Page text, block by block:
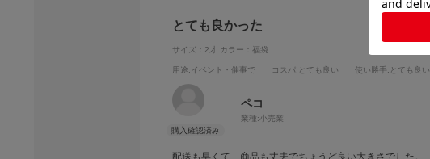
とても良かった
サイズ：2才 カラー：福袋
用途:イベント・催事で コスパ:とても良い 使い勝手 :とても良い
ペコ
業種:小売業
配送も早くて、商品も丈夫でちょうど良い大きさでした。